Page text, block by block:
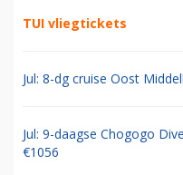
TUI vliegtickets
Jul: 8-dg cruise Oost
Jul: 9-daagse Chogogo
€1056